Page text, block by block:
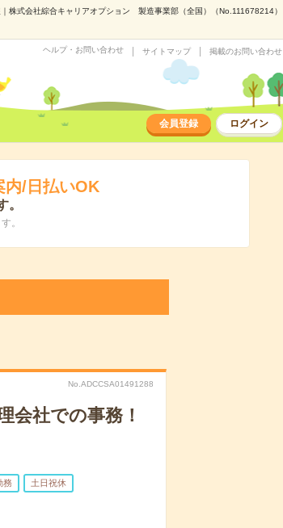
株式会社綜合キャリアオプション 製造事業部（全国）（No.111678214）
ヘルプ・お問い合わせ サイトマップ 掲載のお問い合わせ
会員登録 ログイン
内/日払いOK
。
No.ADCCSA01491288
会社での事務！
務 土日祝休